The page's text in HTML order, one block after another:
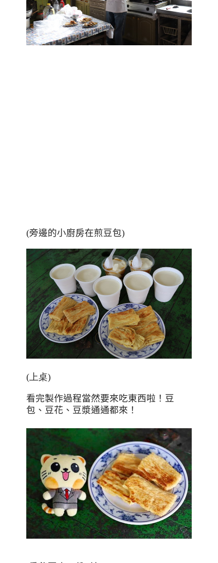
(旁邊的小廚房在煎豆包)
(上桌)
看完製作過程當然要來吃東西啦！豆
包、豆花 、豆漿通通都來！